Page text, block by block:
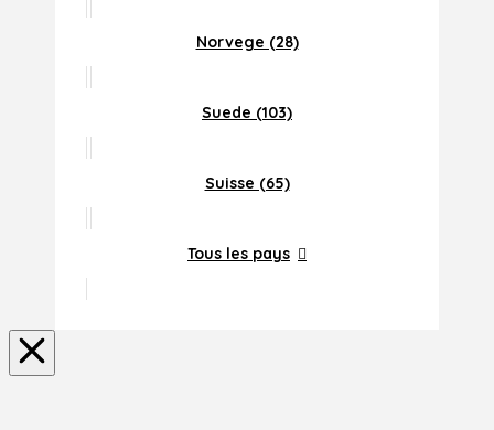
Norvege (28)
Suede (103)
Suisse (65)
Tous les pays